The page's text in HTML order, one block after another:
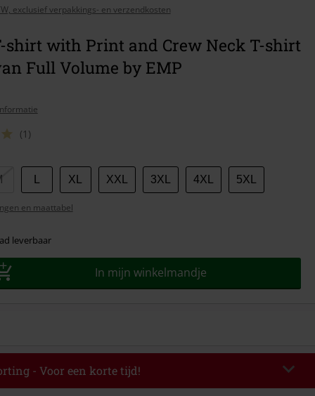
exclusief verpakkings- en verzendkosten
shirt with Print and Crew Neck T-shirt
Full Volume by EMP
(1)
XL XXL 3XL 4XL 5XL
en maattabel
leverbaar
In mijn winkelmandje
- Voor een korte tijd!